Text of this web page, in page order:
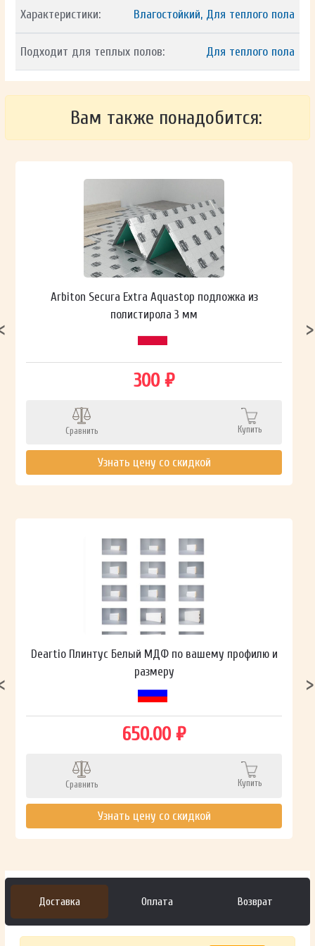
Характеристики: Влагостойкий, Для теплого пола
Подходит для теплых полов: Для теплого пола
Вам также понадобится:
Arbiton Secura Extra Aquastop подложка из
полистирола 3 мм
300 ₽
Сравнить Купить
Узнать цену со скидкой
Deartio Плинтус Белый МДФ по вашему профилю и
размеру
650.00 ₽
Сравнить Купить
Узнать цену со скидкой
Доставка Оплата Возврат